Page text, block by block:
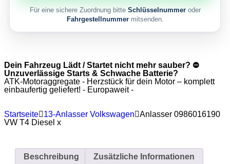
Für eine sichere Zuordnung bitte Schlüsselnummeroder
Fahrgestellnummermitsenden.
Dein Fahrzeug Lädt / Startet nicht mehr sauber? ⛔
Unzuverlässige Starts & Schwache Batterie?
ATK-Motoraggregate - Herzstück für dein Motor – komplett
einbaufertig geliefert! - Europaweit -
Startseite 13-Anlasser Volkswagen
Anlasser 0986016190
VW T4 Diesel x
Beschreibung Zusätzliche Informationen